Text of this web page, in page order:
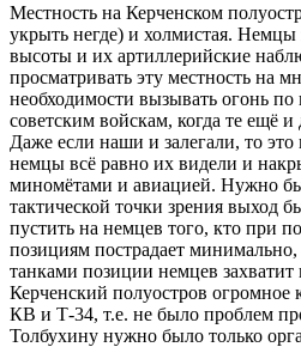
Местность на Керченском
укрыть негде) и холмистая.
высоты и их артиллерийские
просматривать эту местность на
необходимости вызывать огонь
советским войскам, когда те ещё и
Даже если наши и залегали, то это
немцы всё равно их видели и
миномётами и авиацией. Нужно
тактической точки зрения выход
пустить на немцев того, кто при
позициям пострадает
танками позиции немцев захватит
Керченский полуостров огромное
КВ и Т-34, т.е. не было проблем
Толбухину нужно было только